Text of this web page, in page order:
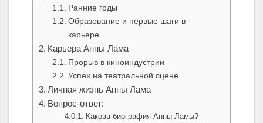
Ранние годы
Образование и первые шаги в
карьере
Карьера Анны Лама
Прорыв в киноиндустрии
Успех на театральной сцене
Личная жизнь Анны Лама
Вопрос-ответ:
Какова биография Анны Ламы?